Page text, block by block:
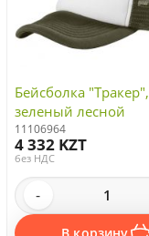
Бейсболка "Тракер",
зеленый лесной
11106964
4 332 KZT
без НДС
-